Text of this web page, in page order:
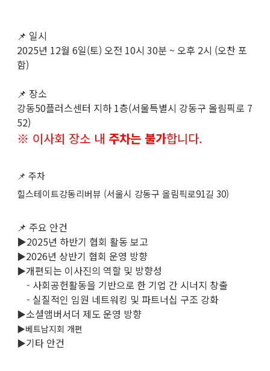
📌 일시
2025년 12월 6일(토) 오전 10시 30분 ~ 오후 2시 (오찬 포
함)
📌 장소
강동50플러스센터 지하 1층(서울특별시 강동구 올림픽로 7
52)
※ 이사회 장소 내 주차는 불가합니다.
📌 주차
힐스테이트강동리버뷰 (서울시 강동구 올림픽로91길 30)
📌 주요 안건
▶2025년 하반기 협회 활동 보고
▶2026년 상반기 협회 운영 방향
▶개편되는 이사진의 역할 및 방향성
- 사회공헌활동을 기반으로 한 기업 간 시너지 창출
- 실질적인 임원 네트워킹 및 파트너십 구조 강화
▶소셜앰버서더 제도 운영 방향
▶베트남지회 개편
▶기타 안건